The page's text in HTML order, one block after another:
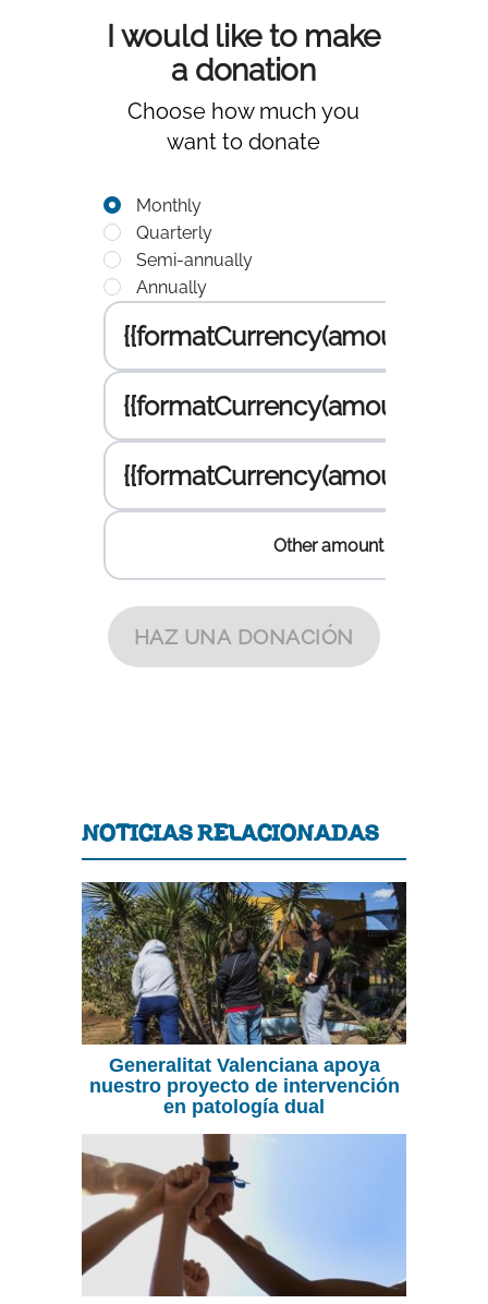
NOTICIAS RELACIONADAS
Generalitat Valenciana apoya
nuestro proyecto de intervención
en patología dual